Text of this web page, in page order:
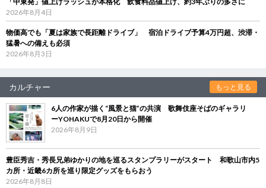
2026年8月4日
物価高でも「夏は家族で長距離ドライブ」 宿泊ドライブ予算4万円超、渋滞・
猛暑への備えも必須
2026年8月3日
カルチャー もっと見る
6人の作家が描く“風景と猫”の共演 歌舞伎座そばのギャラリ
ーYOHAKUで8月20日から開催
2026年8月9日
豊臣秀吉・秀長兄弟ゆかりの地を巡るスタンプラリーがスタート 和歌山市内5
カ所・近畿6カ所を巡り限定グッズをもらおう
2026年8月8日